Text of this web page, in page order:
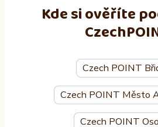
Kde si ověříte
Czech POINT
Czech POINT Město
Czech POINT